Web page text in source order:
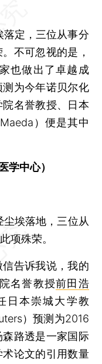
定，三位从事分
不可忽视的是，
也做出了卓越成
为今年诺贝尔化
名誉教授、日本
）便是其中
中心）
尘埃落地，三位从
项殊荣。
告诉我说，我的
名誉教授前田浩
日本崇城大学教
）预测为2016
路透是一家国际
论文的引用数量